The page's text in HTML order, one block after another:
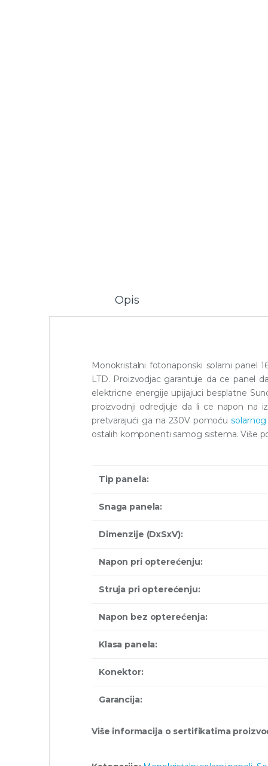
Opis
Monokristalni fotonaponski solarni panel
LTD. Proizvodjac garantuje da ce panel
elektricne energije upijajuci besplatne
proizvodnji odredjuje da li ce napon na
pretvarajući ga na 230V pomoću
ostalih komponenti samog sistema. Više
Tip panela:
Snaga panela:
Dimenzije (DxSxV):
Napon pri opterećenju:
Struja pri opterećenju:
Napon bez opterećenja:
Klasa panela:
Konektor:
Garancija:
Više informacija o sertifikatima